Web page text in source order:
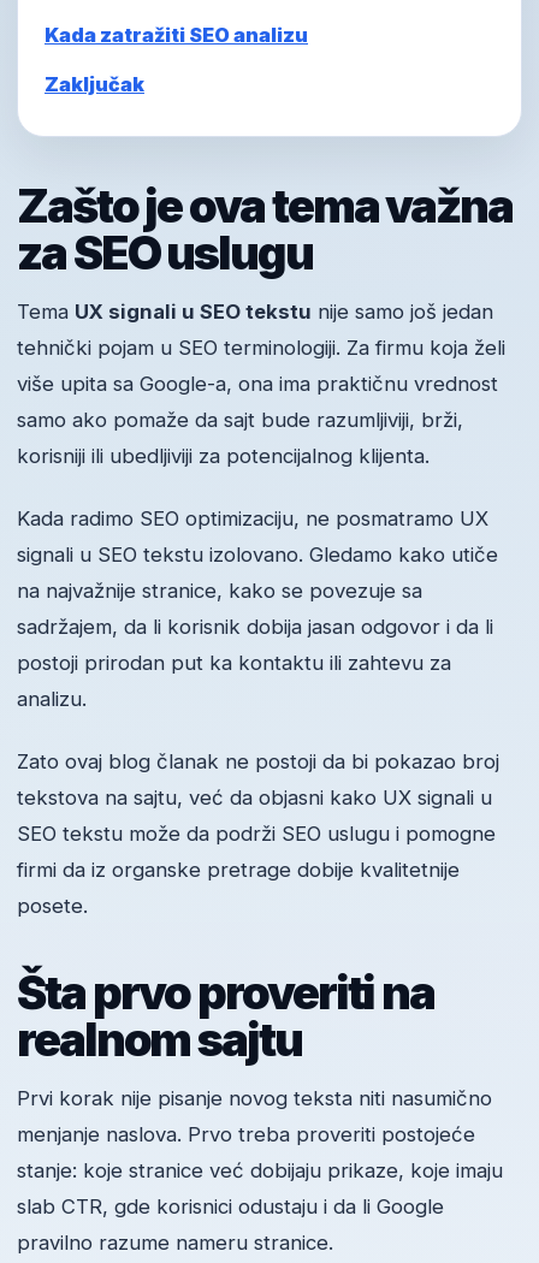
Kada zatražiti SEO analizu
Zaključak
Zašto je ova tema važna
za SEO uslugu
Tema UX signali u SEO tekstu nije samo još jedan
tehnički pojam u SEO terminologiji. Za firmu koja želi
više upita sa Google-a, ona ima praktičnu vrednost
samo ako pomaže da sajt bude razumljiviji, brži,
korisniji ili ubedljiviji za potencijalnog klijenta.
Kada radimo SEO optimizaciju, ne posmatramo UX
signali u SEO tekstu izolovano. Gledamo kako utiče
na najvažnije stranice, kako se povezuje sa
sadržajem, da li korisnik dobija jasan odgovor i da li
postoji prirodan put ka kontaktu ili zahtevu za
analizu.
Zato ovaj blog članak ne postoji da bi pokazao broj
tekstova na sajtu, već da objasni kako UX signali u
SEO tekstu može da podrži SEO uslugu i pomogne
firmi da iz organske pretrage dobije kvalitetnije
posete.
Šta prvo proveriti na
realnom sajtu
Prvi korak nije pisanje novog teksta niti nasumično
menjanje naslova. Prvo treba proveriti postojeće
stanje: koje stranice već dobijaju prikaze, koje imaju
slab CTR, gde korisnici odustaju i da li Google
pravilno razume nameru stranice.